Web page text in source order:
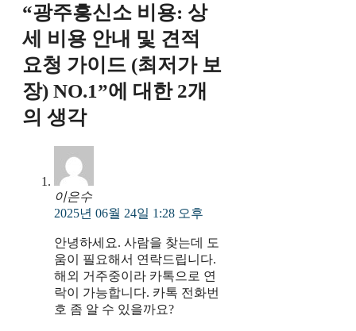
“광주흥신소 비용: 상
세 비용 안내 및 견적
요청 가이드 (최저가 보
장) NO.1”에 대한 2개
의 생각
이은수
2025년 06월 24일 1:28 오후
안녕하세요. 사람을 찾는데 도
움이 필요해서 연락드립니다.
해외 거주중이라 카톡으로 연
락이 가능합니다. 카톡 전화번
호 좀 알 수 있을까요?